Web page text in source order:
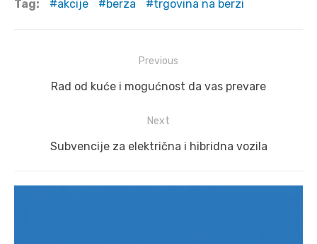
Tag: akcije berza trgovina na berzi
navigation
Previous
Previous
Rad od kuće i mogućnost da vas prevare
Next
Next
Subvencije za električna i hibridna vozila